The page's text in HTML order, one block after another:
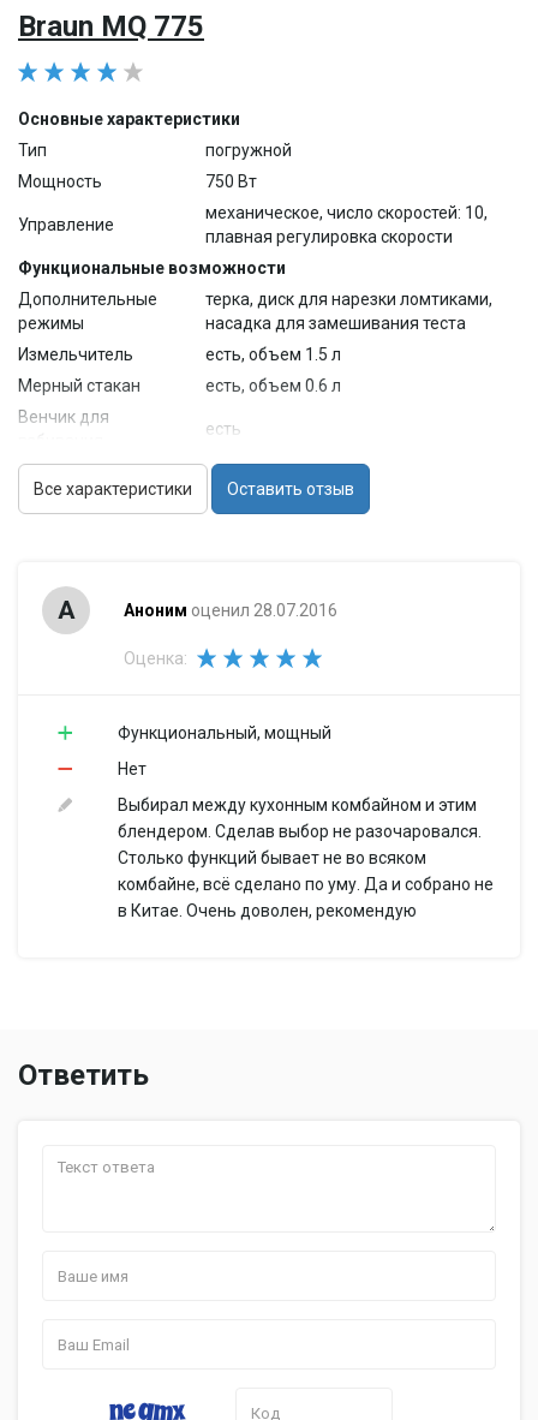
Braun MQ 775
Основные характеристики
Тип
погружной
Мощность
750 Вт
Управление
механическое, число скоростей: 10,
плавная регулировка скорости
Функциональные возможности
Дополнительные
режимы
терка, диск для нарезки ломтиками,
насадка для замешивания теста
Измельчитель
есть, объем 1.5 л
Мерный стакан
есть, объем 0.6 л
Венчик для
есть
Особенности
Материал
пластик
погружной части
Отверстие для
ингредиентов
есть
Габариты и вес
0.85 кг
Дополнительная
Все характеристики Оставить отзыв
А Аноним оценил 28.07.2016
Оценка:
Функциональный, мощный
Нет
Выбирал между кухонным комбайном и этим
блендером. Сделав выбор не разочаровался.
Столько функций бывает не во всяком
комбайне, всё сделано по уму. Да и собрано не
в Китае. Очень доволен, рекомендую
Ответить